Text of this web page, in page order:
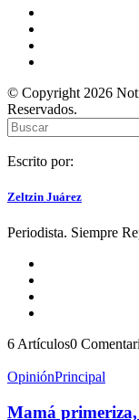
© Copyright 2026
Reservados.
Escrito por:
Zeltzin Juárez
Periodista. Siempre
6 Artículos0
OpiniónPrincipal
Mamá